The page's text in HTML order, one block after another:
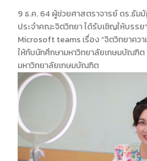
9 ธ.ค. 64 ผู้ช่วยศาสตราจารย์ ดร.ธัม
ประจำคณะจิตวิทยา ได้รับเชิญให้บรร
Microsoft teams เรื่อง “จิตวิทยาคว
ให้กับนักศึกษามหาวิทยาลัยเกษมบัณฑิ
มหาวิทยาลัยเกษมบัณฑิต